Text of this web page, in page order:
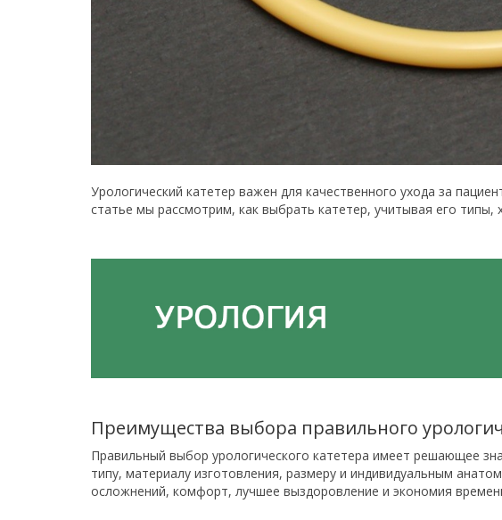
Урологический катетер важен для качественного ухода за
статье мы рассмотрим, как выбрать катетер, учитывая его типы,
Преимущества выбора правильного
Правильный выбор урологического катетера имеет решающее
типу, материалу изготовления, размеру и индивидуальным
осложнений, комфорт, лучшее выздоровление и экономия